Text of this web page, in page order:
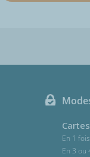
En 1
En 3 ou